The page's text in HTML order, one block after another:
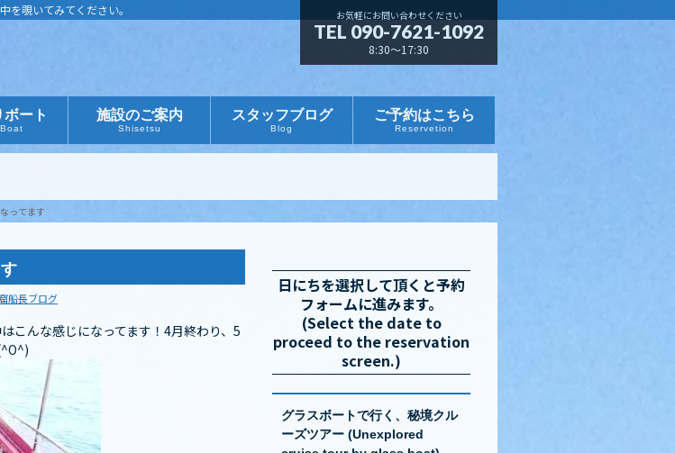
を覗いてみてください。 お気軽にお問い合わせください
TEL 090-7621-1092
8:30～17:30
ボート 施設のご案内
Shisetsu
スタッフブログ
Blog
ご予約はこちら
Reservetion
ってます
船長ブログ
こんな感じになってます！4月終わり、5
日にちを選択して頂くと予約
フォームに進みます。
(Select the date to
proceed to the reservation
screen.)
グラスボートで行く、秘境クル
ーズツアー (Unexplored